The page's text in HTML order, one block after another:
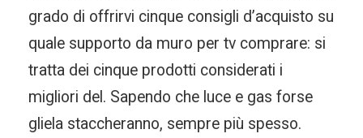
grado di offrirvi cinque consigli d’acquisto su
quale supporto da muro per tv comprare: si
tratta dei cinque prodotti considerati i
migliori del. Sapendo che luce e gas forse
gliela staccheranno, sempre più spesso.